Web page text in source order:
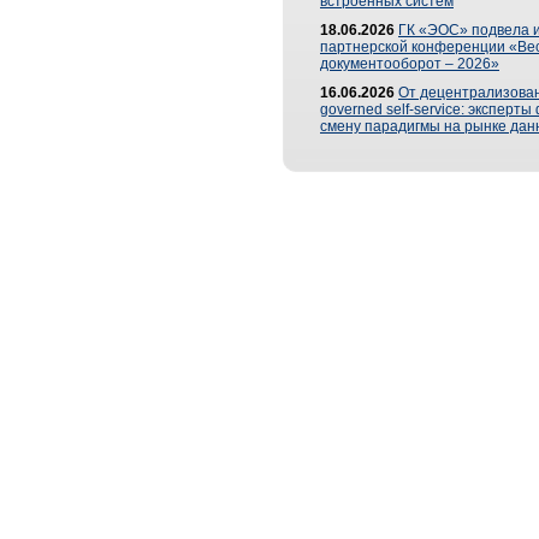
18.06.2026 ГК «ЭОС» подвела
партнерской конференции
документооборот – 2026»
16.06.2026 От
governed self-service: эксперты
смену парадигмы на рынке